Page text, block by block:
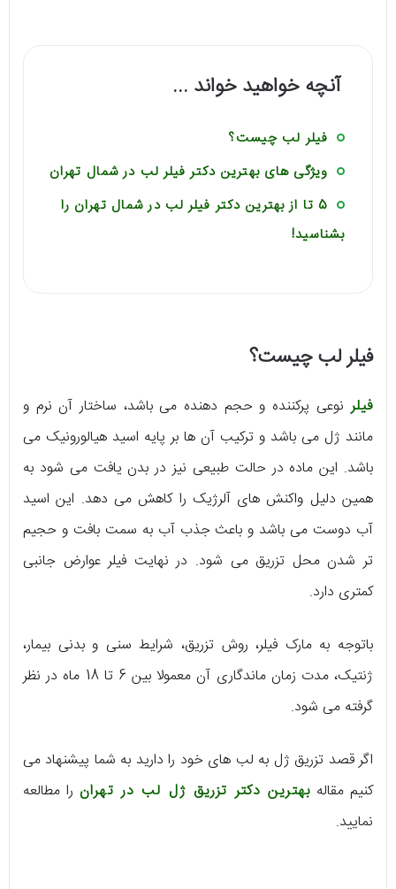
آنچه خواهید خواند ...
فیلر لب چیست؟
ویژگی های بهترین دکتر فیلر لب در شمال تهران
5 تا از بهترین دکتر فیلر لب در شمال تهران را
بشناسید!
فیلر لب چیست؟
فیلرنوعی پرکننده و حجم دهنده می باشد، ساختار آن نرم و
مانند ژل می باشد و ترکیب آن ها بر پایه اسید هیالورونیک می
باشد. این ماده در حالت طبیعی نیز در بدن یافت می شود به
همین دلیل واکنش های آلرژیک را کاهش می دهد. این اسید
آب دوست می باشد و باعث جذب آب به سمت بافت و حجیم
تر شدن محل تزریق می شود. در نهایت فیلر عوارض جانبی
کمتری دارد.
باتوجه به مارک فیلر، روش تزریق، شرایط سنی و بدنی بیمار،
ژنتیک، مدت زمان ماندگاری آن معمولا بین 6 تا 18 ماه در نظر
گرفته می شود.
اگر قصد تزریق ژل به لب های خود را دارید به شما پیشنهاد می
کنیم مقالهبهترین دکتر تزریق ژل لب در تهرانرا مطالعه
نمایید.